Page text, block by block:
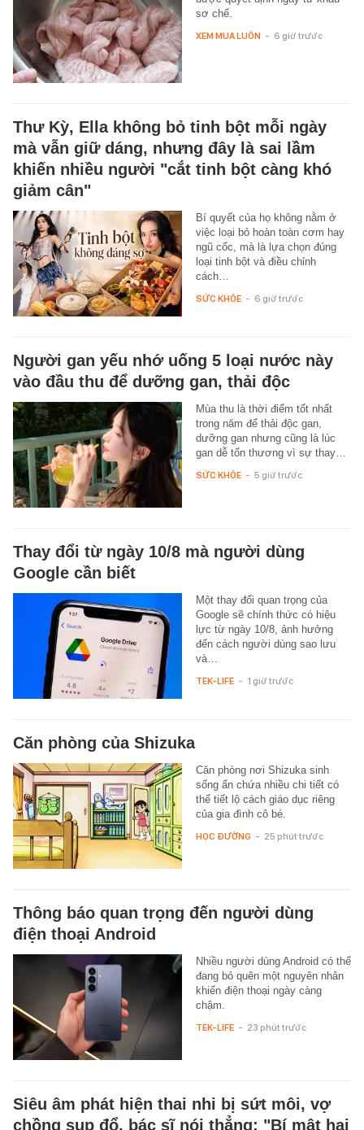
sơ chế.
XEM MUA LUÔN - 6 giờ trước
Thư Kỳ, Ella không bỏ tinh bột mỗi ngày
mà vẫn giữ dáng, nhưng đây là sai lầm
khiến nhiều người "cắt tinh bột càng khó
giảm cân"
Bí quyết của họ không nằm ở
việc loại bỏ hoàn toàn cơm hay
ngũ cốc, mà là lựa chọn đúng
loại tinh bột và điều chỉnh
cách…
SỨC KHỎE - 6 giờ trước
Người gan yếu nhớ uống 5 loại nước này
vào đầu thu để dưỡng gan, thải độc
Mùa thu là thời điểm tốt nhất
trong năm để thải độc gan,
dưỡng gan nhưng cũng là lúc
gan dễ tổn thương vì sự thay…
SỨC KHỎE - 5 giờ trước
Thay đổi từ ngày 10/8 mà người dùng
Google cần biết
Một thay đổi quan trọng của
Google sẽ chính thức có hiệu
lực từ ngày 10/8, ảnh hưởng
đến cách người dùng sao lưu
và…
TEK-LIFE - 1 giờ trước
Căn phòng của Shizuka
Căn phòng nơi Shizuka sinh
sống ẩn chứa nhiều chi tiết có
thể tiết lộ cách giáo dục riêng
của gia đình cô bé.
HỌC ĐƯỜNG - 25 phút trước
Thông báo quan trọng đến người dùng
điện thoại Android
Nhiều người dùng Android có thể
đang bỏ quên một nguyên nhân
khiến điện thoại ngày càng
chậm.
TEK-LIFE - 23 phút trước
Siêu âm phát hiện thai nhi bị sứt môi, vợ
chồng sụp đổ, bác sĩ nói thẳng: "Bí mật hai